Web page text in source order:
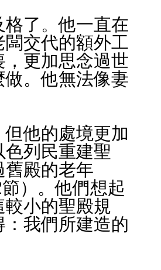
了。他一直在
交代的額外工
更加思念過世
。他無法像妻
他的處境更加
列民重建聖
殿的老年
）。他們想起
小的聖殿規
我們所建造的